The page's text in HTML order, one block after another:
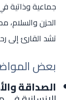
جماعية وذاتية
الحزن والسلام،
تشد القارئ إلى
بعض
الصداقة